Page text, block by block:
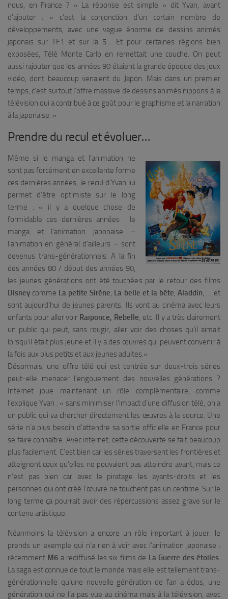
nous, en France ? « La réponse est simple » dit Yvan, avant
d’ajouter : « c’est la conjonction d’un certain nombre de
développements, avec une vague énorme de dessins animés
japonais sur TF1 et sur la 5… Et pour certaines régions bien
exposées, Télé Monte Carlo en remettait une couche. On peut
aussi rajouter que les années 90 étaient la grande époque des jeux
vidéo, dont beaucoup venaient du Japon. Mais dans un premier
temps, c’est surtout l’offre massive de dessins animés nippons à la
télévision qui a contribué à ce goût pour le graphisme et la narration
à la japonaise. »
Prendre du recul et évoluer…
Même si le manga et l’animation ne
sont pas forcément en excellente forme
ces dernières années, le recul d’Yvan lui
permet d’être optimiste sur le long
terme : « il y a quelque chose de
formidable ces dernières années : le
manga et l’animation japonaise –
l’animation en général d’ailleurs – sont
devenus trans-générationnels. A la fin
des années 80 / début des années 90,
les jeunes générations ont été touchées par le retour des films
Disney comme La petite Sirène, La belle et la bête, Aladdin, … et
sont aujourd’hui de jeunes parents. Ils vont au cinéma avec leurs
enfants pour aller voir Raiponce, Rebelle, etc. Il y a très clairement
un public qui peut, sans rougir, aller voir des choses qu’il aimait
lorsqu’il était plus jeune et il y a des œuvres qui peuvent convenir à
la fois aux plus petits et aux jeunes adultes.»
Désormais, une offre télé qui est centrée sur deux-trois séries
peut-elle menacer l’engouement des nouvelles générations ?
Internet joue maintenant un rôle complémentaire, comme
l’explique Yvan : « sans minimiser l’impact d’une diffusion télé, on a
un public qui va chercher directement les œuvres à la source. Une
série n’a plus besoin d’attendre sa sortie officielle en France pour
se faire connaître. Avec internet, cette découverte se fait beaucoup
plus facilement. C’est bien car les séries traversent les frontières et
atteignent ceux qu’elles ne pouvaient pas atteindre avant, mais ce
n’est pas bien car avec le piratage les ayants-droits et les
personnes qui ont créé l’œuvre ne touchent pas un centime. Sur le
long terme ça pourrait avoir des répercussions assez grave sur le
contenu artistique.
Néanmoins la télévision a encore un rôle important à jouer. Je
prends un exemple qui n’a rien à voir avec l’animation japonaise :
récemment M6 a rediffusé les six films de La Guerre des étoiles.
La saga est connue de tout le monde mais elle est tellement trans-
générationnelle qu’une nouvelle génération de fan a éclos, une
génération qui ne l’a pas vue au cinéma mais à la télévision, avec